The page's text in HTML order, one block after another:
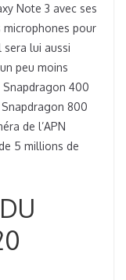
Note 3 avec ses
pour
sera lui aussi
peu moins
Snapdragon 400
800
de l’APN
5 millions de